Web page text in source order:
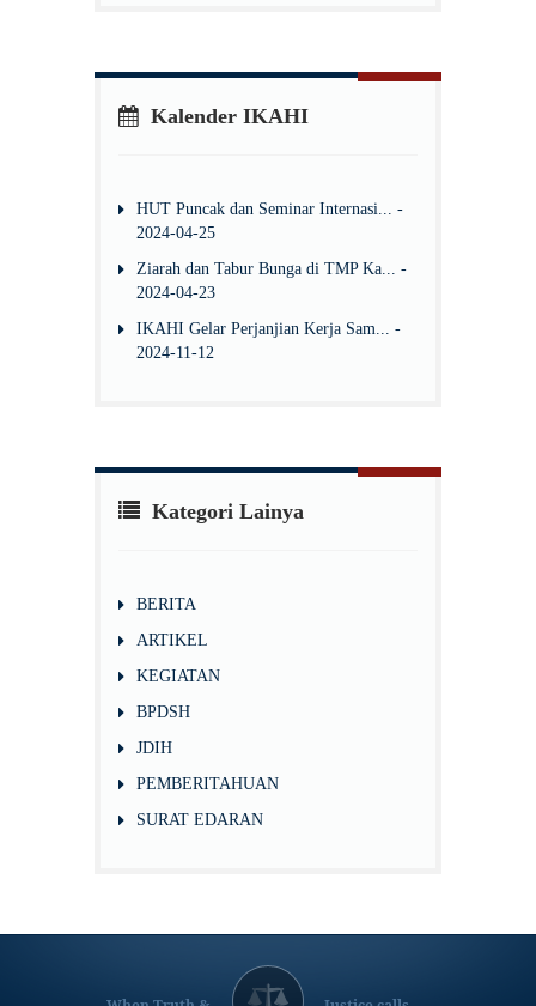
Kalender IKAHI
HUT Puncak dan Seminar Internasi... -
2024-04-25
Ziarah dan Tabur Bunga di TMP Ka... -
2024-04-23
IKAHI Gelar Perjanjian Kerja Sam... -
2024-11-12
Kategori Lainya
BERITA
ARTIKEL
KEGIATAN
BPDSH
JDIH
PEMBERITAHUAN
SURAT EDARAN